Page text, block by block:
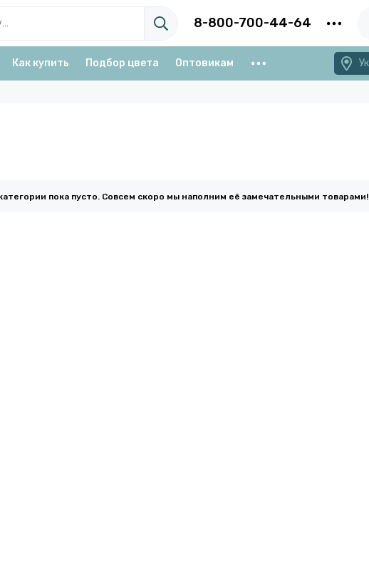
8-800-700-44-64
Как купить Подбор цвета Оптовикам
пока пусто. Совсем скоро мы наполним её замечательными товарами!